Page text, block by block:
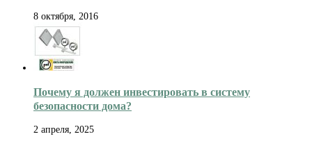
8 октября, 2016
Почему я должен инвестировать в систему
безопасности дома?
2 апреля, 2025